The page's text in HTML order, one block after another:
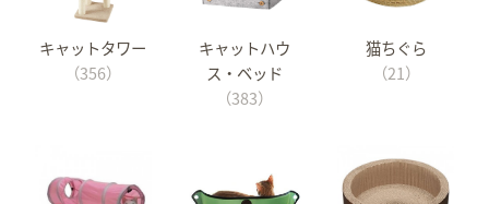
キャットタワー
（356）
キャットハウ
ス・ベッド
（383）
猫ちぐら
（21）